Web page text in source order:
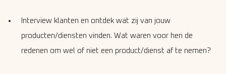
Interview klanten en ontdek wat zij van jouw
producten/diensten vinden. Wat waren voor hen de
redenen om wel of niet een product/dienst af te nemen?